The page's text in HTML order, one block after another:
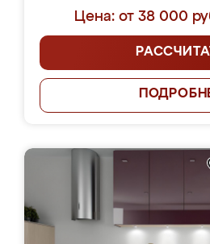
Цена: от 38 000